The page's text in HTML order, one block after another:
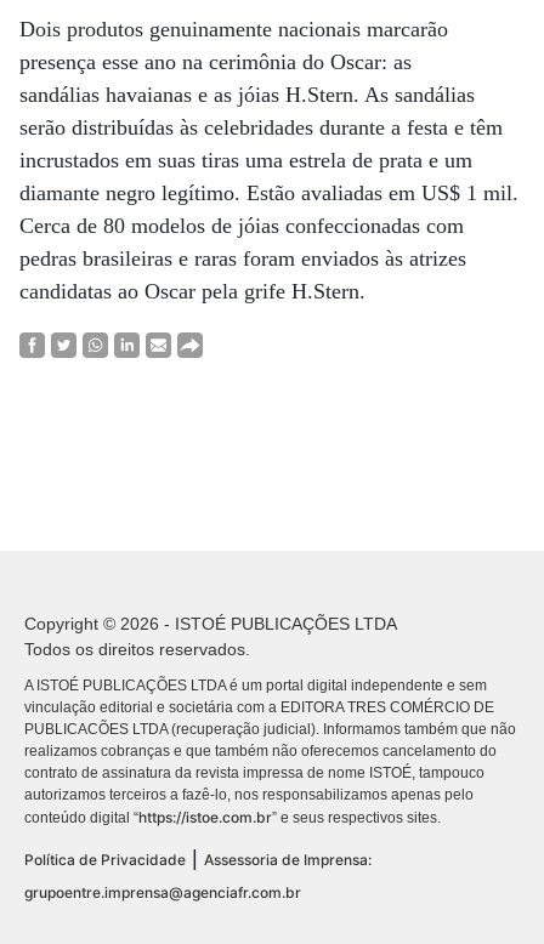
Dois produtos genuinamente nacionais marcarão
presença esse ano na cerimônia do Oscar: as
sandálias havaianas e as jóias H.Stern. As sandálias
serão distribuídas às celebridades durante a festa e têm
incrustados em suas tiras uma estrela de prata e um
diamante negro legítimo. Estão avaliadas em US$ 1 mil.
Cerca de 80 modelos de jóias confeccionadas com
pedras brasileiras e raras foram enviados às atrizes
candidatas ao Oscar pela grife H.Stern.
Copyright © 2026 - ISTOÉ PUBLICAÇÕES LTDA
Todos os direitos reservados.
A ISTOÉ PUBLICAÇÕES LTDA é um portal digital independente e sem
vinculação editorial e societária com a EDITORA TRES COMÉRCIO DE
PUBLICACÕES LTDA (recuperação judicial). Informamos também que não
realizamos cobranças e que também não oferecemos cancelamento do
contrato de assinatura da revista impressa de nome ISTOÉ, tampouco
autorizamos terceiros a fazê-lo, nos responsabilizamos apenas pelo
conteúdo digital “https://istoe.com.br” e seus respectivos sites.
Política de Privacidade
Assessoria de Imprensa:
grupoentre.imprensa@agenciafr.com.br